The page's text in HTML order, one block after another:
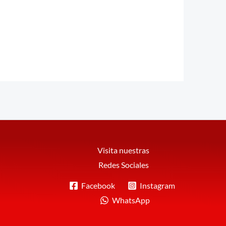
Visita nuestras
Redes Sociales
Facebook
Instagram
WhatsApp